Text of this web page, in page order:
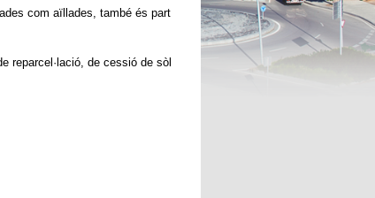
com aïllades, també és part
reparcel·lació, de cessió de sòl